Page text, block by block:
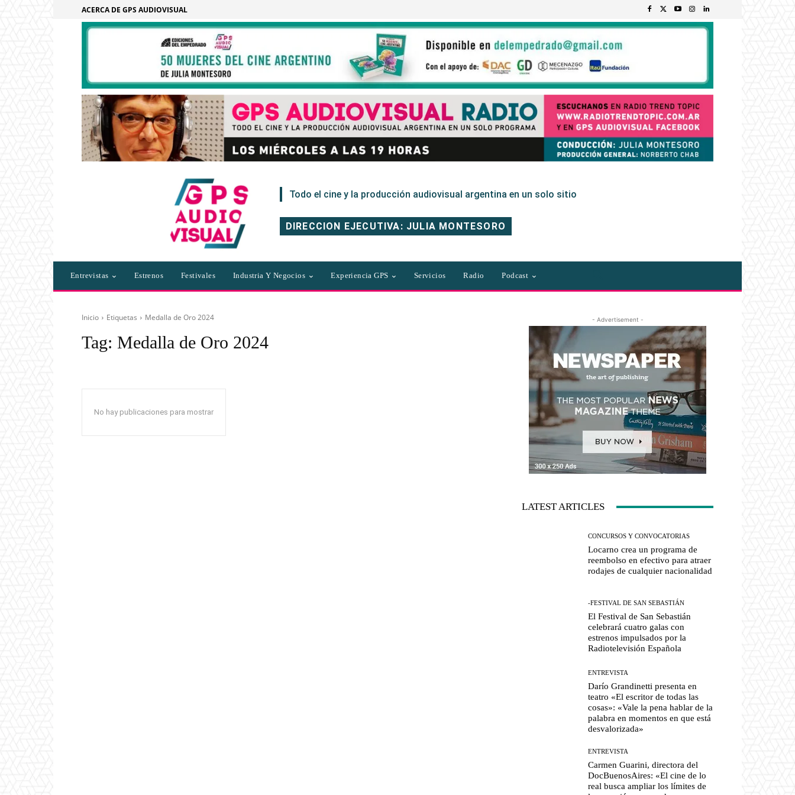
ACERCA DE GPS AUDIOVISUAL
Todo el cine y la producción audiovisual argentina en un solo sitio
DIRECCION EJECUTIVA: JULIA MONTESORO
Entrevistas Estrenos Festivales Industria Y Negocios Experiencia GPS Servicios Radio Podcast
Inicio Etiquetas Medalla de Oro 2024
Tag: Medalla de Oro 2024
No hay publicaciones para mostrar
- Advertisement -
LATEST ARTICLES
CONCURSOS Y CONVOCATORIAS
Locarno crea un programa de
reembolso en efectivo para atraer
rodajes de cualquier nacionalidad
-FESTIVAL DE SAN SEBASTIÁN
El Festival de San Sebastián
celebrará cuatro galas con
estrenos impulsados por la
Radiotelevisión Española
ENTREVISTA
Darío Grandinetti presenta en
teatro «El escritor de todas las
cosas»: «Vale la pena hablar de la
palabra en momentos en que está
desvalorizada»
ENTREVISTA
Carmen Guarini, directora del
DocBuenosAires: «El cine de lo
real busca ampliar los límites de